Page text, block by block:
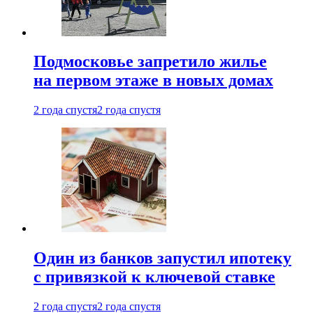
Подмосковье запретило жилье
на первом этаже в новых домах
2 года спустя2 года спустя
Один из банков запустил ипотеку
с привязкой к ключевой ставке
2 года спустя2 года спустя